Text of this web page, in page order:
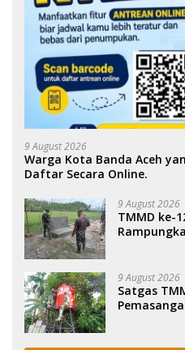
9 August 2026
Warga Kota Banda Aceh
Daftar Secara Online.
9 August 2026
TMMD ke-
9 August 2026
Satgas